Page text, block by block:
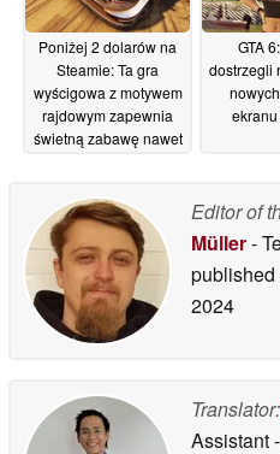
Poniżej 2 dolarów na
Steamie: Ta gra
wyścigowa z motywem
rajdowym zapewnia
świetną zabawę nawet
GTA
dostrzegli
ekranu
Editor of
Müller-
2024
Translator:
Assistant